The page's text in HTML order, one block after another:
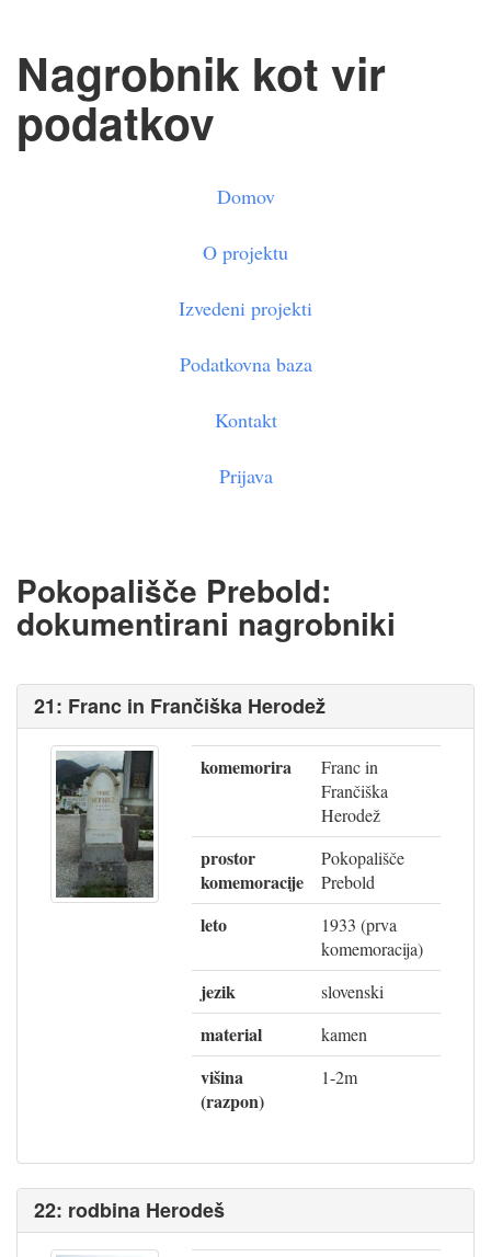
Nagrobnik kot vir
podatkov
Domov
O projektu
Izvedeni projekti
Podatkovna baza
Kontakt
Prijava
Pokopališče Prebold:
dokumentirani nagrobniki
21: Franc in Frančiška Herodež
komemorira
Franc in
Frančiška
Herodež
prostor
komemoracije
Pokopališče
Prebold
leto
1933 (prva
komemoracija)
jezik slovenski
material kamen
višina
(razpon)
1-2m
22: rodbina Herodeš